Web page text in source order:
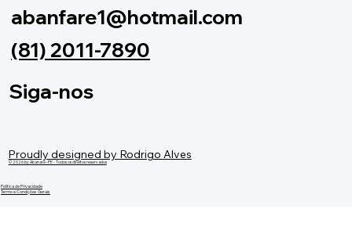
abanfare1@hotmail.com
(81) 2011-7890
Siga-nos
Proudly designed by Rodrigo Alves
© 2026 by Abanare -PE - Todos os direitos reservados
Política de Privacidade
Termo e Condições Gerais